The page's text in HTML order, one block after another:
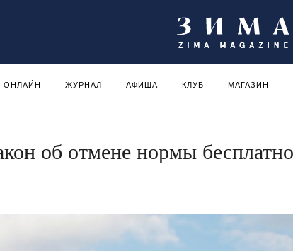
ОНЛАЙН ЖУРНАЛ АФИША КЛУБ МАГАЗИН
об отмене нормы